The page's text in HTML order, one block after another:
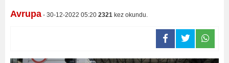
Avrupa - 30-12-2022 05:20 2321 kez okundu.